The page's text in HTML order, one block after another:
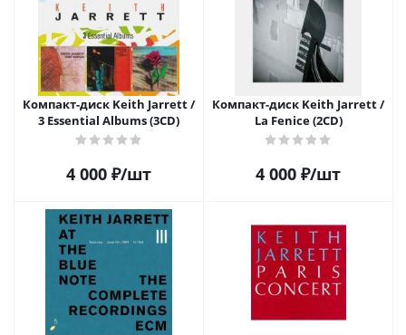
Компакт-диск Keith Jarrett /
3 Essential Albums (3CD)
4 000 ₽/шт
Компакт-диск Keith Jarrett /
La Fenice (2CD)
4 000 ₽/шт